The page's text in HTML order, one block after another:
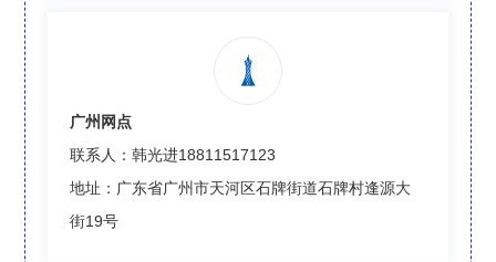

广州网点
联系人：韩光进18811517123
地址：广东省广州市天河区石牌街道石牌村逢源大
街19号